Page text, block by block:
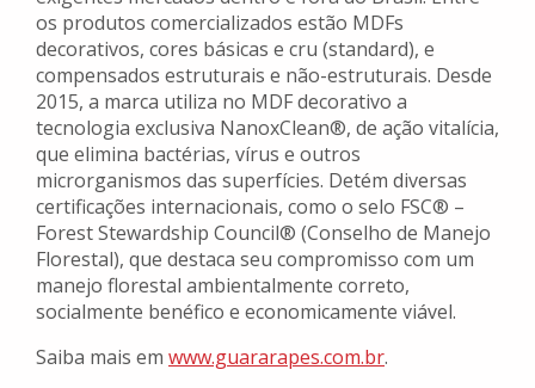
os produtos comercializados estão MDFs
decorativos, cores básicas e cru (standard), e
compensados estruturais e não-estruturais. Desde
2015, a marca utiliza no MDF decorativo a
tecnologia exclusiva NanoxClean®, de ação vitalícia,
que elimina bactérias, vírus e outros
microrganismos das superfícies. Detém diversas
certificações internacionais, como o selo FSC® –
Forest Stewardship Council® (Conselho de Manejo
Florestal), que destaca seu compromisso com um
manejo florestal ambientalmente correto,
socialmente benéfico e economicamente viável.
Saiba mais em www.guararapes.com.br.